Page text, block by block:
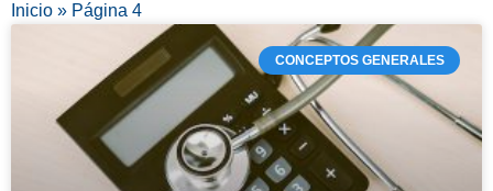
Inicio » Página 4
CONCEPTOS GENERALES